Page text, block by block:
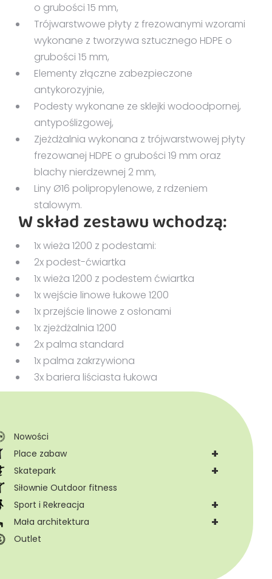
Nowości
+
Place zabaw
+
Skatepark
Siłownie Outdoor fitness
+
Sport i Rekreacja
+
Mała architektura
Outlet
o grubości 15 mm,
Trójwarstwowe płyty z frezowanymi wzorami
wykonane z tworzywa sztucznego HDPE o
grubości 15 mm,
Elementy złączne zabezpieczone
antykorozyjnie,
Podesty wykonane ze sklejki wodoodpornej,
antypoślizgowej,
Zjeżdżalnia wykonana z trójwarstwowej płyty
frezowanej HDPE o grubości 19 mm oraz
blachy nierdzewnej 2 mm,
Liny Ø16 polipropylenowe, z rdzeniem
stalowym.
W skład zestawu wchodzą:
1x wieża 1200 z podestami:
2x podest-ćwiartka
1x wieża 1200 z podestem ćwiartka
1x wejście linowe łukowe 1200
1x przejście linowe z osłonami
1x zjeżdżalnia 1200
2x palma standard
1x palma zakrzywiona
3x bariera liściasta łukowa